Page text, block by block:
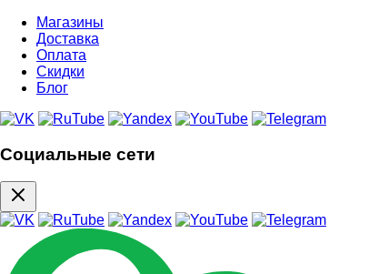
Магазины
Доставка
Оплата
Скидки
Блог
Социальные сети